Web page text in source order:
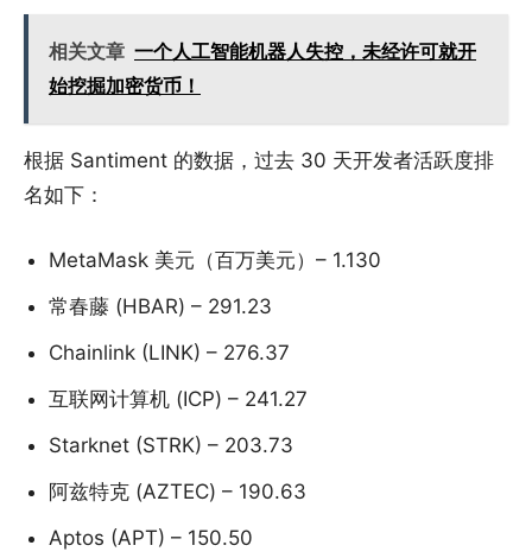
相关文章 一个人工智能机器人失控，未经许可就开
始挖掘加密货币！
根据 Santiment 的数据，过去 30 天开发者活跃度排
名如下：
MetaMask 美元（百万美元）– 1.130
常春藤 (HBAR) – 291.23
Chainlink (LINK) – 276.37
互联网计算机 (ICP) – 241.27
Starknet (STRK) – 203.73
阿兹特克 (AZTEC) – 190.63
Aptos (APT) – 150.50